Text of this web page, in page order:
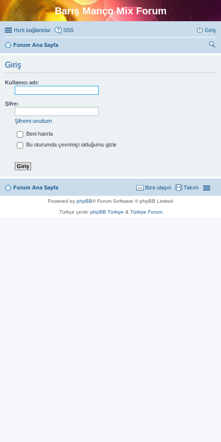
Barış Manço Mix Forum
Hızlı bağlantılar SSS Giriş
Forum Ana Sayfa
Giriş
Kullanıcı adı:
Şifre:
Şifremi unuttum
Beni hatırla
Bu oturumda çevrimiçi olduğumu gizle
Forum Ana Sayfa Takım
Bize ulaşın
Powered by phpBB® Forum Software © phpBB Limited
Türkçe çeviri: phpBB Türkiye & Türkiye Forum